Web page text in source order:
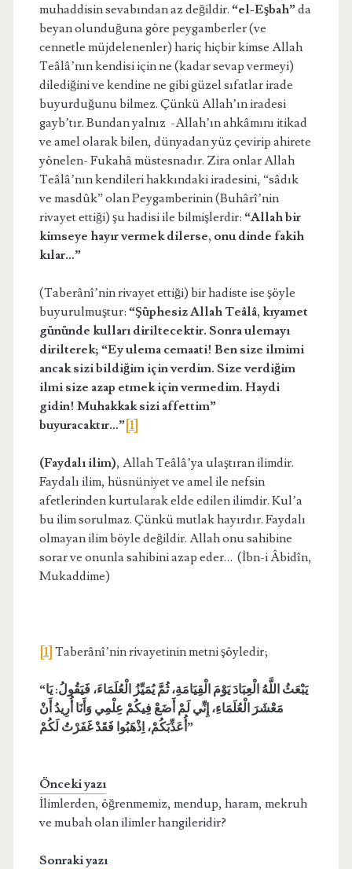
muhaddisin sevabından az değildir. “el-Eşbah”da
beyan olunduğuna göre peygamberler (ve
cennetle müjdelenenler) hariç hiçbir kimse Allah
Teâlâ’nın kendisi için ne (kadar sevap vermeyi)
dilediğini ve kendine ne gibi güzel sıfatlar irade
buyurduğunu bilmez. Çünkü Allah’ın iradesi
gayb’tır. Bundan yalnız -Allah’ın ahkâmını itikad
ve amel olarak bilen, dünyadan yüz çevirip ahirete
yönelen- Fukahâ müstesnadır. Zira onlar Allah
Teâlâ’nın kendileri hakkındaki iradesini, “sâdık
ve masdûk” olan Peygamberinin (Buhârî’nin
rivayet ettiği) şu hadisi ile bilmişlerdir: “Allah bir
kimseye hayır vermek dilerse, onu dinde fakih
kılar…”
(Taberânî’nin rivayet ettiği) bir hadiste ise şöyle
buyurulmuştur: “Şüphesiz Allah Teâlâ, kıyamet
gününde kulları diriltecektir. Sonra ulemayı
dirilterek; “Ey ulema cemaati! Ben size ilmimi
ancak sizi bildiğim için verdim. Size verdiğim
ilmi size azap etmek için vermedim. Haydi
gidin! Muhakkak sizi affettim”
buyuracaktır…”[1]
(Faydalı ilim), Allah Teâlâ’ya ulaştıran ilimdir.
Faydalı ilim, hüsnüniyet ve amel ile nefsin
afetlerinden kurtularak elde edilen ilimdir. Kul’a
bu ilim sorulmaz. Çünkü mutlak hayırdır. Faydalı
olmayan ilim böyle değildir. Allah onu sahibine
sorar ve onunla sahibini azap eder… (İbn-i Âbidîn,
Mukaddime)
[1] Taberânî’nin rivayetinin metni şöyledir;
“يَبْعَثُ اللَّهُ الْعِبَادَ يَوْمَ الْقِيَامَةِ، ثُمَّ يُمَيِّزُ الْعُلَمَاءَ، فَيَقُولُ: يَا
مَعْشَرَ الْعُلَمَاءِ، إِنِّي لَمْ أَضَعْ فِيكُمْ عِلْمِي وَأَنَا أُرِيدُ أَنْ
أُعَذِّبَكُمْ، اذْهَبُوا فَقَدْ غَفَرْتُ لَكُمْ”
Önceki yazı
İlimlerden, öğrenmemiz, mendup, haram, mekruh
ve mubah olan ilimler hangileridir?
Sonraki yazı